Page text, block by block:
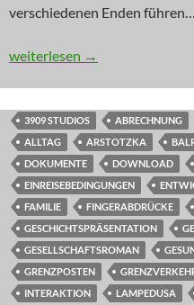
verschiedenen Enden führen…
DGBL: Thou Shalt Not Pass
weiterlesen →
3909 STUDIOS ABRECHNUNG
ALLTAG
ARSTOTZKA
DOKUMENTE
DOWNLOAD
EINREISEBEDINGUNGEN
FAMILIE
FINGERABDRÜCKE
GESCHICHTSPRÄSENTATION
GESELLSCHAFTSROMAN
GRENZPOSTEN
INTERAKTION
LAMPEDUSA